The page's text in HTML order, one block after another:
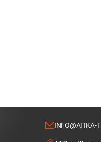
INFO@ATIKA-